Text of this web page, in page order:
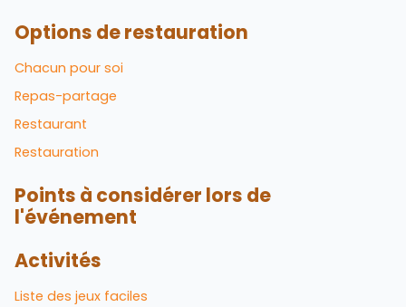
Options de restauration
Chacun pour soi
Repas-partage
Restaurant
Restauration
Points à considérer lors de
l'événement
Activités
Liste des jeux faciles